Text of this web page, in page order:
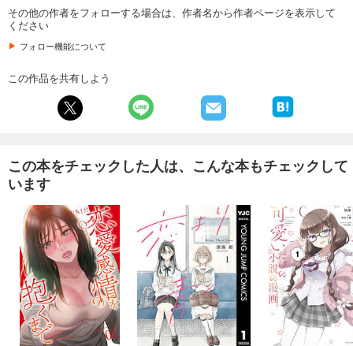
その他の作者をフォローする場合は、作者名から作者ページを表示して
ください
フォロー機能について
この作品を共有しよう
この本をチェックした人は、こんな本もチェックして
います